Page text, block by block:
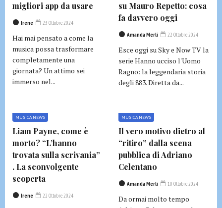
migliori app da usare
Irene 23 Ottobre 2024
Hai mai pensato a come la
musica possa trasformare
completamente una
giornata? Un attimo sei
immerso nel...
su Mauro Repetto: cosa
fa davvero oggi
Amanda Merli 22 Ottobre 2024
Esce oggi su Sky e Now TV la
serie Hanno ucciso l'Uomo
Ragno: la leggendaria storia
degli 883. Diretta da...
MUSICA NEWS
Liam Payne, come è
morto? “L’hanno
trovata sulla scrivania”
. La sconvolgente
scoperta
Irene 22 Ottobre 2024
MUSICA NEWS
Il vero motivo dietro al
“ritiro” dalla scena
pubblica di Adriano
Celentano
Amanda Merli 10 Ottobre 2024
Da ormai molto tempo